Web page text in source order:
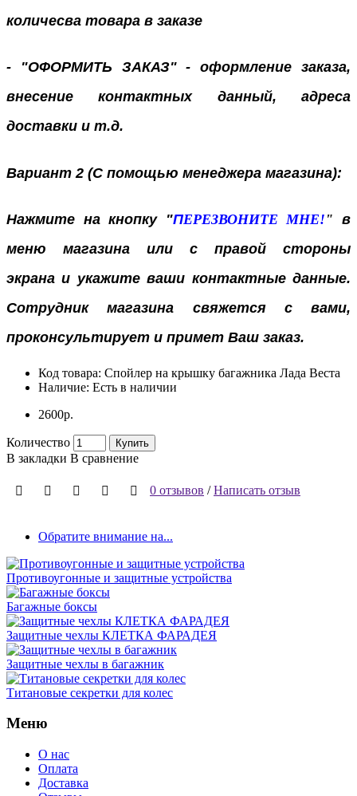
количесва товара в заказе
- "ОФОРМИТЬ ЗАКАЗ" - оформление заказа,
внесение контактных данный, адреса
доставки и т.д.
Вариант 2 (С помощью менеджера магазина):
Нажмите на кнопку "ПЕРЕЗВОНИТЕ МНЕ! "
в
меню магазина или с правой стороны
экранаи укажите ваши контактные данные.
Сотрудник магазина свяжется с вами,
проконсультирует и примет Ваш заказ.
Код товара: Спойлер на крышку багажника Лада Веста
Наличие: Есть в наличии
2600р.
Количество Купить
В закладки В сравнение
0 отзывов /Написать отзыв
Обратите внимание на...
Противоугонные и защитные устройства
Багажные боксы
Защитные чехлы КЛЕТКА ФАРАДЕЯ
Защитные чехлы в багажник
Титановые секретки для колес
Меню
О нас
Оплата
Доставка